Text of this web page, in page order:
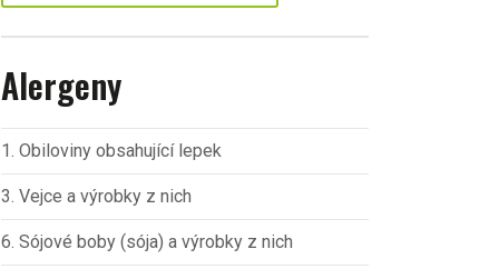
Alergeny
1. Obiloviny obsahující lepek
3. Vejce a výrobky z nich
6. Sójové boby (sója) a výrobky z nich